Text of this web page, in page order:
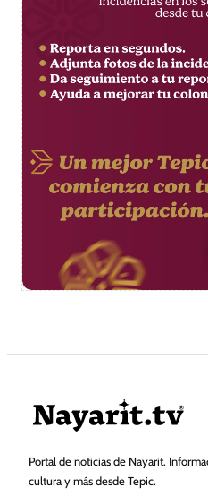
Portal de noticias de Nayarit.
cultura y más desde Tepic.